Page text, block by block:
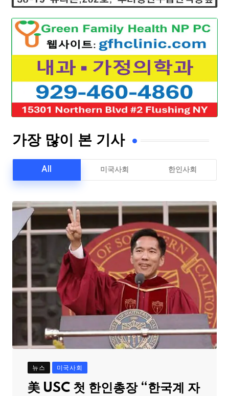
가장 많이 본 기사
All 미국사회 한인사회
뉴스 미국사회
美 USC 첫 한인총장 “한국계 자